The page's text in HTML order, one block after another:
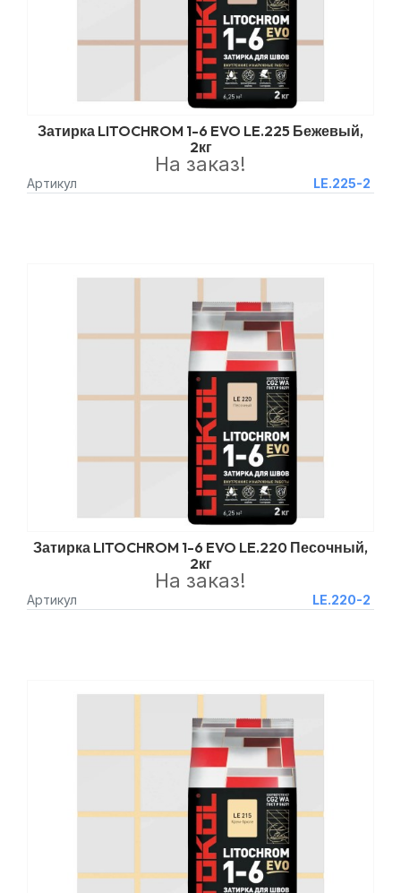
Затирка LITOCHROM 1-6 EVO LE.225 Бежевый,
2кг
Артикул LE.225-2
На заказ!
Затирка LITOCHROM 1-6 EVO LE.220 Песочный,
2кг
Артикул LE.220-2
На заказ!